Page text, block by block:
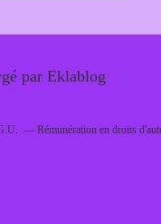
par Eklablog
Rémunération en droits